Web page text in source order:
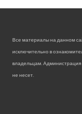
Все материалы на данном
исключительно в
владельцам. Администрация
не несет.